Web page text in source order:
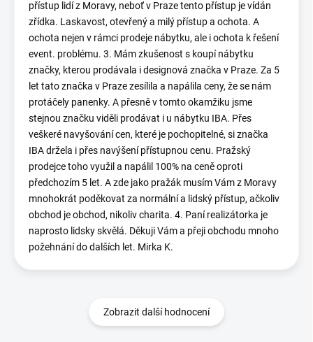
přístup lidí z Moravy, neboť v Praze tento přístup je vídán
zřídka. Laskavost, otevřený a milý přístup a ochota. A
ochota nejen v rámci prodeje nábytku, ale i ochota k řešení
event. problému. 3. Mám zkušenost s koupí nábytku
značky, kterou prodávala i designová značka v Praze. Za 5
let tato značka v Praze zesílila a napálila ceny, že se nám
protáčely panenky. A přesně v tomto okamžiku jsme
stejnou značku viděli prodávat i u nábytku IBA. Přes
veškeré navyšování cen, které je pochopitelné, si značka
IBA držela i přes navýšení přístupnou cenu. Pražský
prodejce toho využil a napálil 100% na ceně oproti
předchozím 5 let. A zde jako pražák musím Vám z Moravy
mnohokrát poděkovat za normální a lidský přístup, ačkoliv
obchod je obchod, nikoliv charita. 4. Paní realizátorka je
naprosto lidsky skvělá. Děkuji Vám a přeji obchodu mnoho
požehnání do dalších let. Mirka K.
Zobrazit další hodnocení